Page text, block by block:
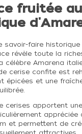
fruitée
savoir-faire
révèle toute la
célèbre Amarena
cerise confite est
épicées et une
cerises apportent
appréciée
et permettent de